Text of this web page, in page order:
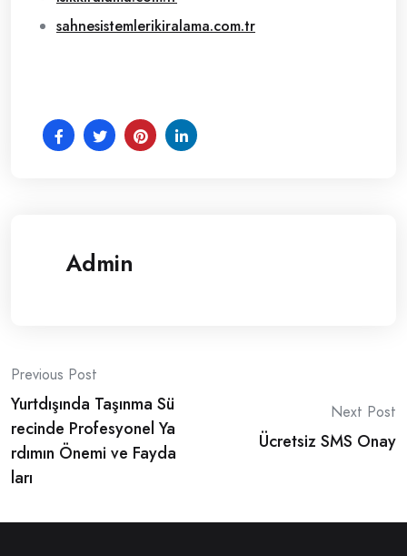
sahnesistemlerikiralama.com.tr
Admin
Post
navigation
Previous Post
Yurtdışında Taşınma Sü
recinde Profesyonel Ya
rdımın Önemi ve Fayda
ları
Next Post
Ücretsiz SMS Onay